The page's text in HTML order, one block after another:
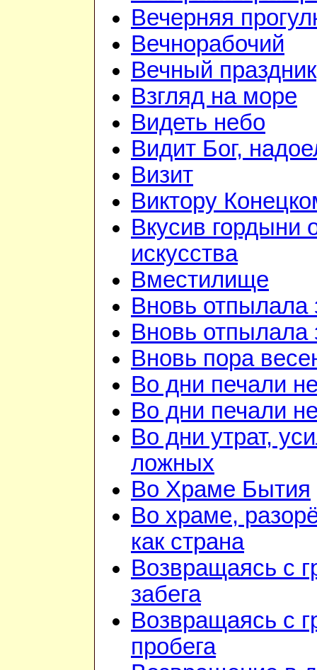
Вечерняя
Вечнорабочий
Вечный праздник
Взгляд на море
Видеть небо
Видит Бог,
Визит
Виктору
Вкусив гордыни
искусства
Вместилище
Вновь отпылала
Вновь отпылала
Вновь пора
Во дни печали
Во дни печали
Во дни утрат,
ложных
Во Храме Бытия
Во храме,
как страна
Возвращаясь с
забега
Возвращаясь с
пробега